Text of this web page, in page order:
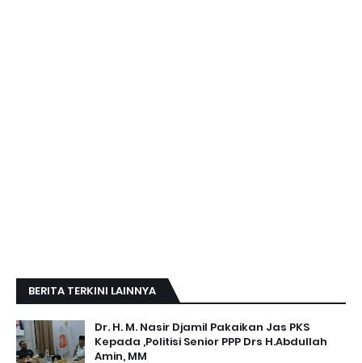
BERITA TERKINI LAINNYA
Dr. H. M. Nasir Djamil Pakaikan Jas PKS
Kepada ,Politisi Senior PPP Drs H.Abdullah
Amin, MM